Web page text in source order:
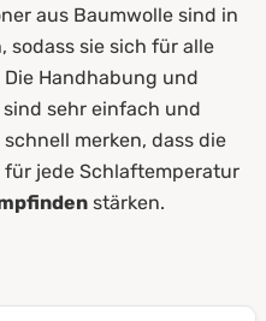
aus Baumwolle sind in
sodass sie sich für alle
Handhabung und
sehr einfach und
merken, dass die
jede Schlaftemperatur
stärken.